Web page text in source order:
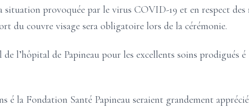
provoquée par le virus COVID-19 et en respect des
du couvre visage sera obligatoire lors de la cérémonie.
l’hôpital de Papineau pour les excellents soins prodigués
é la Fondation Santé Papineau seraient grandement